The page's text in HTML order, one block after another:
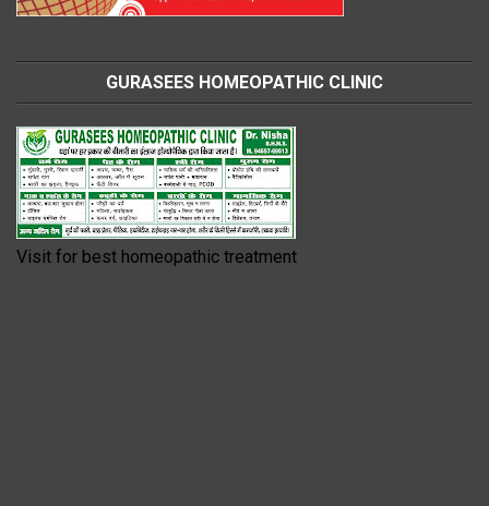
GURASEES HOMEOPATHIC CLINIC
Visit for best homeopathic treatment